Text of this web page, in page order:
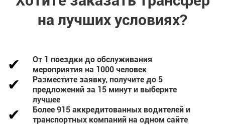
на лучших условиях?
От 1 поездки до обслуживания
мероприятия на 1000 человек
Разместите заявку, получите до 5
предложений за 15 минут и выберите
лучшее
Более 915 аккредитованных водителей и
транспортных компаний на одном сайте